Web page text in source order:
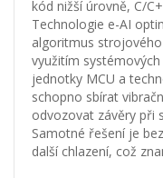
kód nižší úrovně, C/
Technologie e-AI
algoritmus
využitím
jednotky MCU a
schopno sbírat
odvozovat závěry při
Samotné řešení je
další chlazení, což